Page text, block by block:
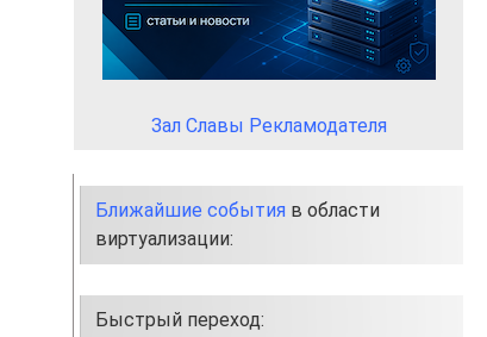
Зал Славы Рекламодателя
Ближайшие события в области
виртуализации:
Быстрый переход: